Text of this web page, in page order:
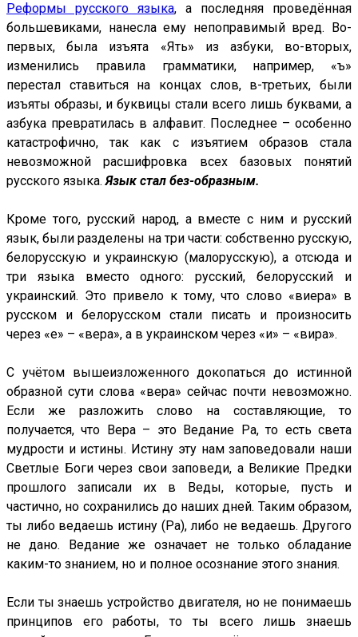
Реформы русского языка, а последняя проведённая
большевиками, нанесла ему непоправимый вред. Во-
первых, была изъята «Ять» из азбуки, во-вторых,
изменились правила грамматики, например, «ъ»
перестал ставиться на концах слов, в-третьих, были
изъяты образы, и буквицы стали всего лишь буквами, а
азбука превратилась в алфавит. Последнее – особенно
катастрофично, так как с изъятием образов стала
невозможной расшифровка всех базовых понятий
русского языка.Язык стал без-образным.
Кроме того, русский народ, а вместе с ним и русский
язык, были разделены на три части: собственно русскую,
белорусскую и украинскую (малорусскую), а отсюда и
три языка вместо одного: русский, белорусский и
украинский. Это привело к тому, что слово «виера» в
русском и белорусском стали писать и произносить
через «е» – «вера», а в украинском через «и» – «вира».
С учётом вышеизложенного докопаться до истинной
образной сути слова «вера» сейчас почти невозможно.
Если же разложить слово на составляющие, то
получается, что Вера – это Ведание Ра, то есть света
мудрости и истины. Истину эту нам заповедовали наши
Светлые Боги через свои заповеди, а Великие Предки
прошлого записали их в Веды, которые, пусть и
частично, но сохранились до наших дней. Таким образом,
ты либо ведаешь истину (Ра), либо не ведаешь. Другого
не дано. Ведание же означает не только обладание
каким-то знанием, но и полное осознание этого знания.
Если ты знаешь устройство двигателя, но не понимаешь
принципов его работы, то ты всего лишь знаешь